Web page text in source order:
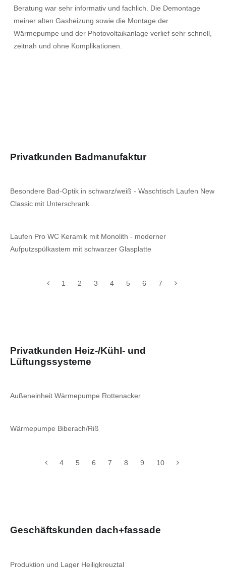
Beratung war sehr informativ und fachlich. Die Demontage
meiner alten Gasheizung sowie die Montage der
Wärmepumpe und der Photovoltaikanlage verlief sehr schnell,
zeitnah und ohne Komplikationen.
Privatkunden Badmanufaktur
Besondere Bad-Optik in schwarz/weiß - Waschtisch Laufen New
Classic mit Unterschrank
Laufen Pro WC Keramik mit Monolith - moderner
Aufputzspülkastem mit schwarzer Glasplatte
1 2 3 4 5 6 7
Privatkunden Heiz-/Kühl- und
Lüftungssysteme
Außeneinheit Wärmepumpe Rottenacker
Wärmepumpe Biberach/Riß
4 5 6 7 8 9 10
Geschäftskunden dach+fassade
Produktion und Lager Heiligkreuztal